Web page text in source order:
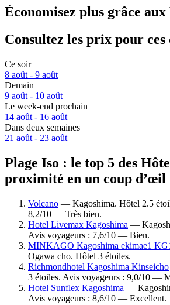
Économisez plus grâce
Consultez les prix pour ces
Ce soir
8 août - 9 août
Demain
9 août - 10 août
Le week-end prochain
14 août - 16 août
Dans deux semaines
21 août - 23 août
Plage Iso : le top 5 des
proximité en un coup d’œil
Volcano — Kagoshima. Hôtel 2.5
8,2/10 — Très bien.
Hotel Livemax Kagoshima —
Avis voyageurs : 7,6/10 — Bien.
MINKAGO Kagoshima ekimae1
Ogawa cho. Hôtel 3 étoiles.
Richmondhotel Kagoshima Kinseicho
3 étoiles. Avis voyageurs : 9,0/10 —
Hotel Sunflex Kagoshima —
Avis voyageurs : 8,6/10 — Excellent.